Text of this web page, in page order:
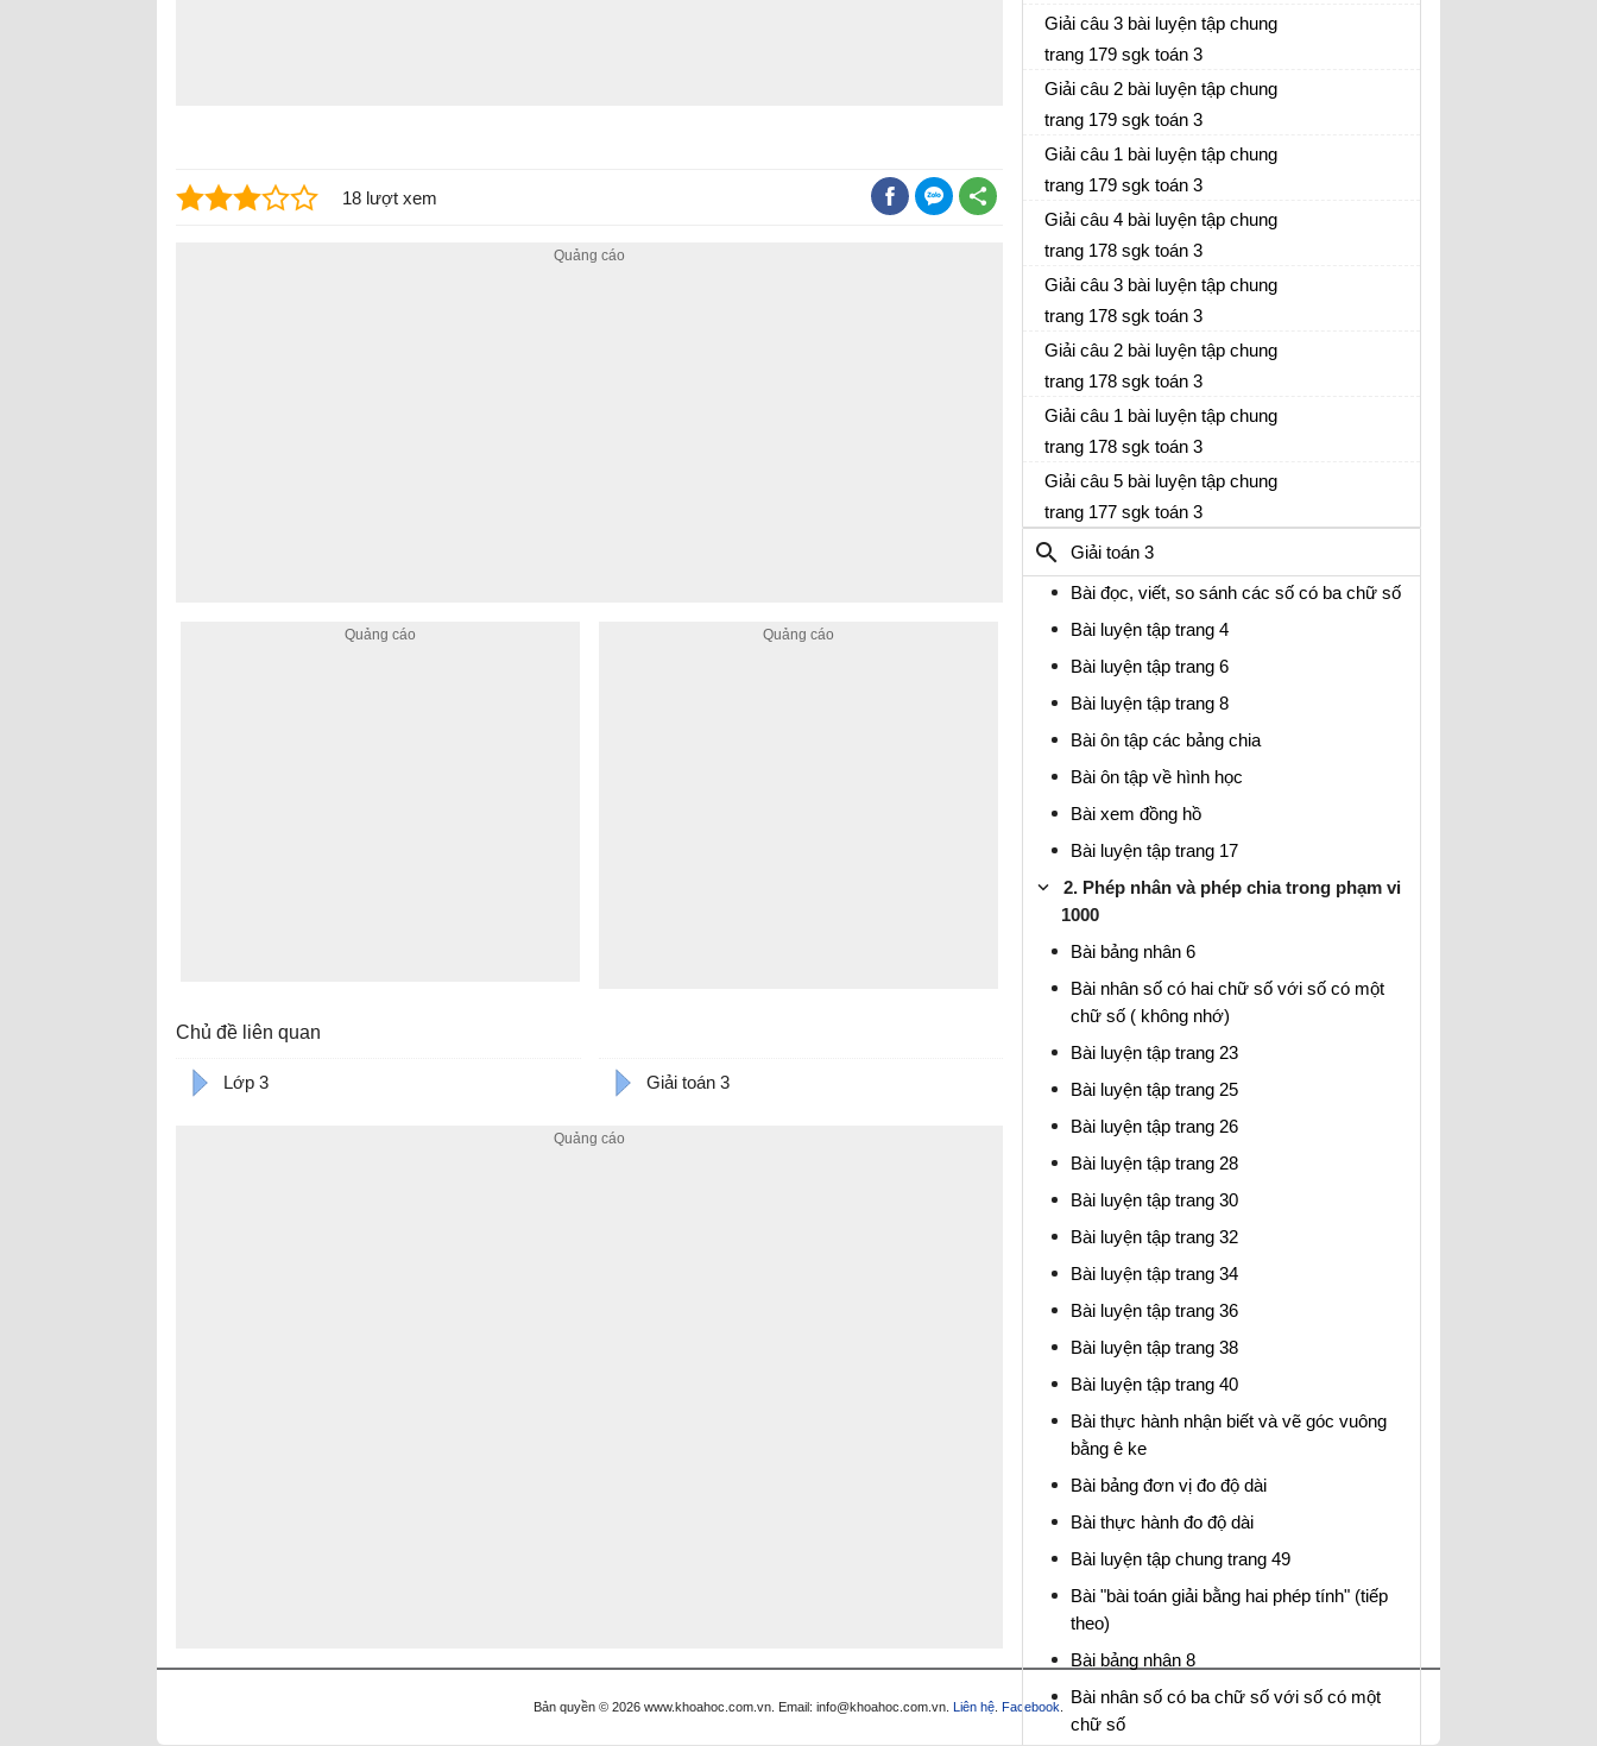
18 lượt xem
Chủ đề liên quan
Lớp 3 Giải toán 3
Giải câu 3 bài luyện tập chung
trang 179 sgk toán 3
Giải câu 2 bài luyện tập chung
trang 179 sgk toán 3
Giải câu 1 bài luyện tập chung
trang 179 sgk toán 3
Giải câu 4 bài luyện tập chung
trang 178 sgk toán 3
Giải câu 3 bài luyện tập chung
trang 178 sgk toán 3
Giải câu 2 bài luyện tập chung
trang 178 sgk toán 3
Giải câu 1 bài luyện tập chung
trang 178 sgk toán 3
Giải câu 5 bài luyện tập chung
trang 177 sgk toán 3
Giải toán 3
1. Ôn tập và bổ sung
Bài đọc, viết, so sánh các số có ba chữ số
Bài luyện tập trang 4
Bài luyện tập trang 6
Bài luyện tập trang 8
Bài ôn tập các bảng chia
Bài ôn tập về hình học
Bài xem đồng hồ
Bài luyện tập trang 17
2. Phép nhân và phép chia trong phạm vi
1000
Bài bảng nhân 6
Bài nhân số có hai chữ số với số có một
chữ số ( không nhớ)
Bài luyện tập trang 23
Bài luyện tập trang 25
Bài luyện tập trang 26
Bài luyện tập trang 28
Bài luyện tập trang 30
Bài luyện tập trang 32
Bài luyện tập trang 34
Bài luyện tập trang 36
Bài luyện tập trang 38
Bài luyện tập trang 40
Bài thực hành nhận biết và vẽ góc vuông
bằng ê ke
Bài bảng đơn vị đo độ dài
Bài thực hành đo độ dài
Bài luyện tập chung trang 49
Bài "bài toán giải bằng hai phép tính" (tiếp
theo)
Bài bảng nhân 8
Bài nhân số có ba chữ số với số có một
chữ số
Bản quyền © 2026 www.khoahoc.com.vn. Email: info@khoahoc.com.vn. Liên hệ Facebook